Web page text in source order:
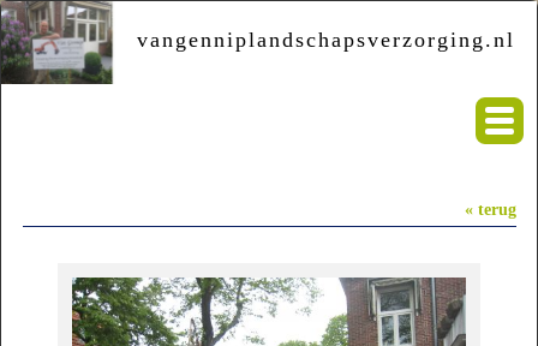
vangenniplandschapsverzorging.nl
« terug